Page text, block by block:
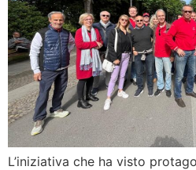
L’iniziativa che ha visto